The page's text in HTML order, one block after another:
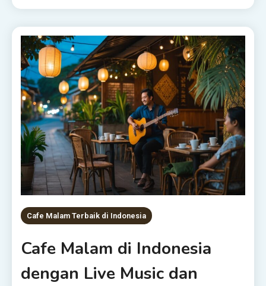
Cafe Malam Terbaik di Indonesia
Cafe Malam di Indonesia
dengan Live Music dan